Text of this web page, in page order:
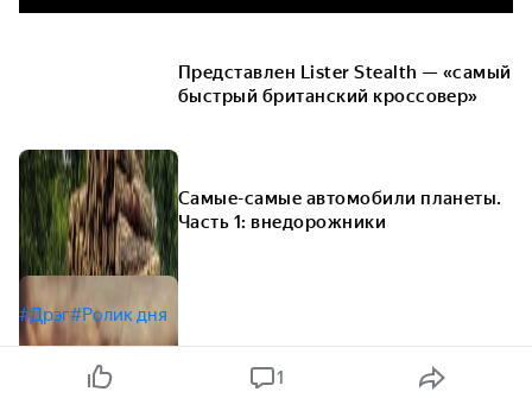
Представлен Lister Stealth — «самый
быстрый британский кроссовер»
Самые-самые автомобили планеты.
Часть 1: внедорожники
#Дрэг#Ролик дня
1